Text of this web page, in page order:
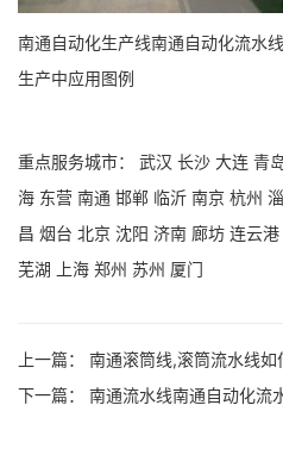
南通自动化生产线南通自动化流水
生产中应用图例
重点服务城市： 武汉 长沙 大连 青
海 东营 南通 邯郸 临沂 南京 杭州
昌 烟台 北京 沈阳 济南 廊坊 连云港
芜湖
上海 郑州 苏州 厦门
上一篇： 南通滚筒线,滚筒流水线如
下一篇： 南通流水线南通自动化流